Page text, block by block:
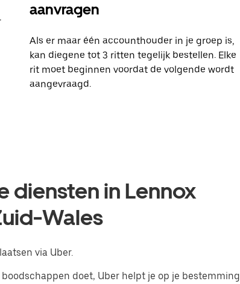
aanvragen
Als er maar één accounthouder in je groep is,
kan diegene tot 3 ritten tegelijk bestellen. Elke
rit moet beginnen voordat de volgende wordt
aangevraagd.
diensten in Lennox
Wales
via Uber.
doet, Uber helpt je op je bestemming